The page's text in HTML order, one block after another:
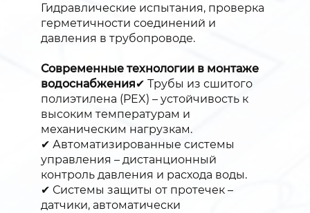
Гидравлические испытания, проверка
герметичности соединений и
давления в трубопроводе.
Современные технологии в монтаже
водоснабжения✔ Трубы из сшитого
полиэтилена (PEX) – устойчивость к
высоким температурам и
механическим нагрузкам.
✔ Автоматизированные системы
управления – дистанционный
контроль давления и расхода воды.
✔ Системы защиты от протечек –
датчики, автоматически